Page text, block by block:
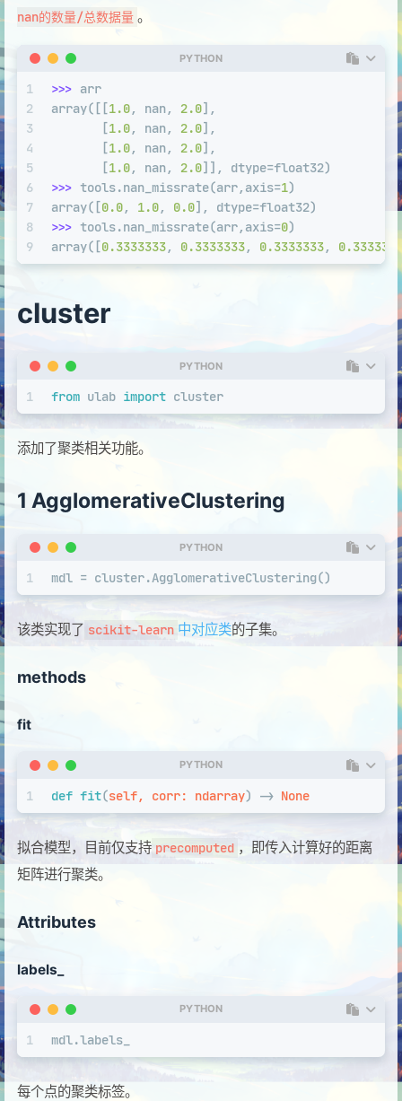
nan的数量/总数据量 。
PYTHON
1
2
3
4
5
6
7
8
9
>>> arr
array([[1.0, nan, 2.0],
       [
1.0, nan, 2.0],
       [
1.0, nan, 2.0],
       [
1.0, nan, 2.0]], dtype=float32)
>>> tools.nan_missrate(arr,axis=1)
array([0.0, 1.0, 0.0], dtype=float32)
>>> tools.nan_missrate(arr,axis=0)
array([0.3333333, 0.3333333, 0.3333333, 0.3333333
cluster
PYTHON
1 from ulab import cluster
添加了聚类相关功能。
1 AgglomerativeClustering
PYTHON
1 mdl = cluster.AgglomerativeClustering()
该类实现了 scikit-learn 中对应类的子集。
methods
fit
PYTHON
1 def fit(self, corr: ndarray) -> None
拟合模型，目前仅支持 precomputed ，即传入计算好的距离
矩阵进行聚类。
Attributes
labels_
PYTHON
1 mdl.labels_
每个点的聚类标签。